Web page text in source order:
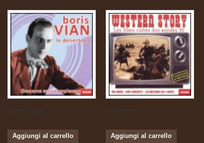
Boris Vian...
Aggiungi al carrello
Western...
Aggiungi al carrello